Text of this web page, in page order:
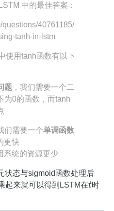
中的最佳答案：
questions/40761185/
tanh-in-lstm
使用tanh函数有以下
题 ，我们需要一个二
为0的函数，而tanh
们需要一个单调函数
更快
系统的资源更少
状态与sigmoid函数处理后
起来就可以得到LSTM在t
t 时